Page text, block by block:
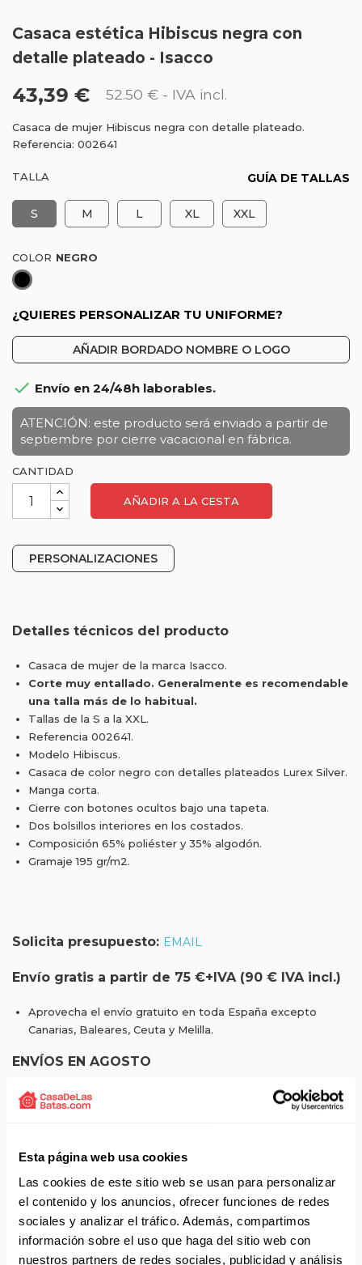
Esta página web usa cookies
Las cookies de este sitio web se usan para personalizar
el contenido y los anuncios, ofrecer funciones de redes
sociales y analizar el tráfico. Además, compartimos
información sobre el uso que haga del sitio web con
nuestros partners de redes sociales, publicidad y análisis
Casaca estética Hibiscus negra con
detalle plateado - Isacco
43,39 € 52.50 € - IVA incl.
Casaca de mujer Hibiscus negra con detalle plateado.
Referencia: 002641
TALLA GUÍA DE TALLAS
S M L XL XXL
COLOR
Negro
¿QUIERES PERSONALIZAR TU UNIFORME?
AÑADIR BORDADO NOMBRE O LOGO
 Envío en 24/48h laborables.
ATENCIÓN: este producto será enviado a partir de
septiembre por cierre vacacional en fábrica.
CANTIDAD
AÑADIR A LA CESTA
PERSONALIZACIONES
Detalles técnicos del producto
Casaca de mujer de la marca Isacco.
Corte muy entallado. Generalmente es recomendable
una talla más de lo habitual.
Tallas de la S a la XXL.
Referencia 002641.
Modelo Hibiscus.
Casaca de color negro con detalles plateados Lurex Silver.
Manga corta.
Cierre con botones ocultos bajo una tapeta.
Dos bolsillos interiores en los costados.
Composición 65% poliéster y 35% algodón.
Gramaje 195 gr/m2.
Solicita presupuesto: EMAIL
Envío gratis a partir de 75 €+IVA (90 € IVA incl.)
Aprovecha el envío gratuito en toda España excepto
Canarias, Baleares, Ceuta y Melilla.
ENVÍOS EN AGOSTO
No realizamos envíos del 10 al 21 de agosto.
Reanudamos envíos el día 24 de agosto para productos
Si adquieres productos con distinto plazo de entrega, el
pedido se envía cuando está completo.
Los productos sin disponibilidad 24 horas serán servidos a
partir de la fecha indicada en cada producto según fábrica.
IMPORTANTE PERSONALIZACIONES : EL taller de
bordados y estampados está cerrado en agosto. Se
reanudan las personalizaciones por orden de compra a